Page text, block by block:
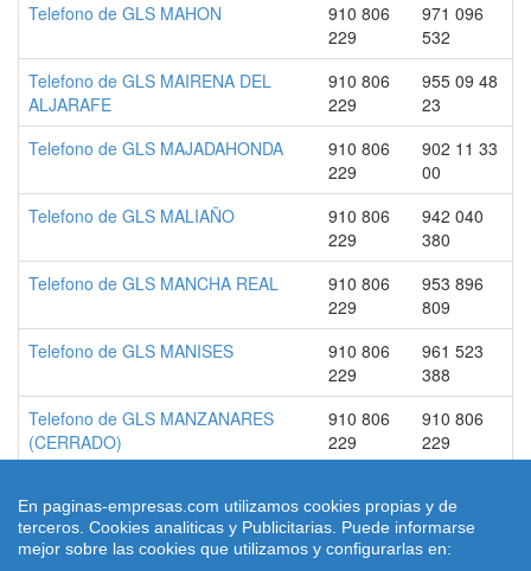
Telefono de GLS MAHON
910 806
229
971 096
532
Telefono de GLS MAIRENA DEL
ALJARAFE
910 806
229
955 09 48
23
Telefono de GLS MAJADAHONDA
910 806
229
902 11 33
00
Telefono de GLS MALIAÑO
910 806
229
942 040
380
Telefono de GLS MANCHA REAL
910 806
229
953 896
809
Telefono de GLS MANISES
910 806
229
961 523
388
Telefono de GLS MANZANARES
(CERRADO)
910 806
229
910 806
229
© 2026 paginas-empresas.com
En paginas-empresas.com utilizamos cookies propias y de
terceros. Cookies analiticas y Publicitarias. Puede informarse
mejor sobre las cookies que utilizamos y configurarlas en: